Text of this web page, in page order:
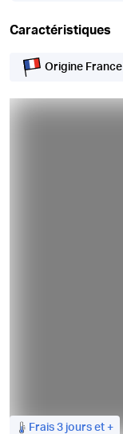
Caractéristiques
Origine France
Frais 3 jours et +